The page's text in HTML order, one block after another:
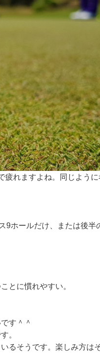
れますよね。同じよう
9ホールだけ、または後半
とに慣れやすい。
す＾＾
。
るそうです。楽しみ方は